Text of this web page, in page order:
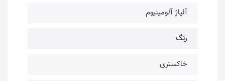
آلیاژ آلومینیوم
رنگ
خاکستری